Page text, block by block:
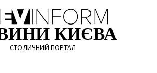
КИЄВА
СТОЛИЧНИЙ ПОРТАЛ